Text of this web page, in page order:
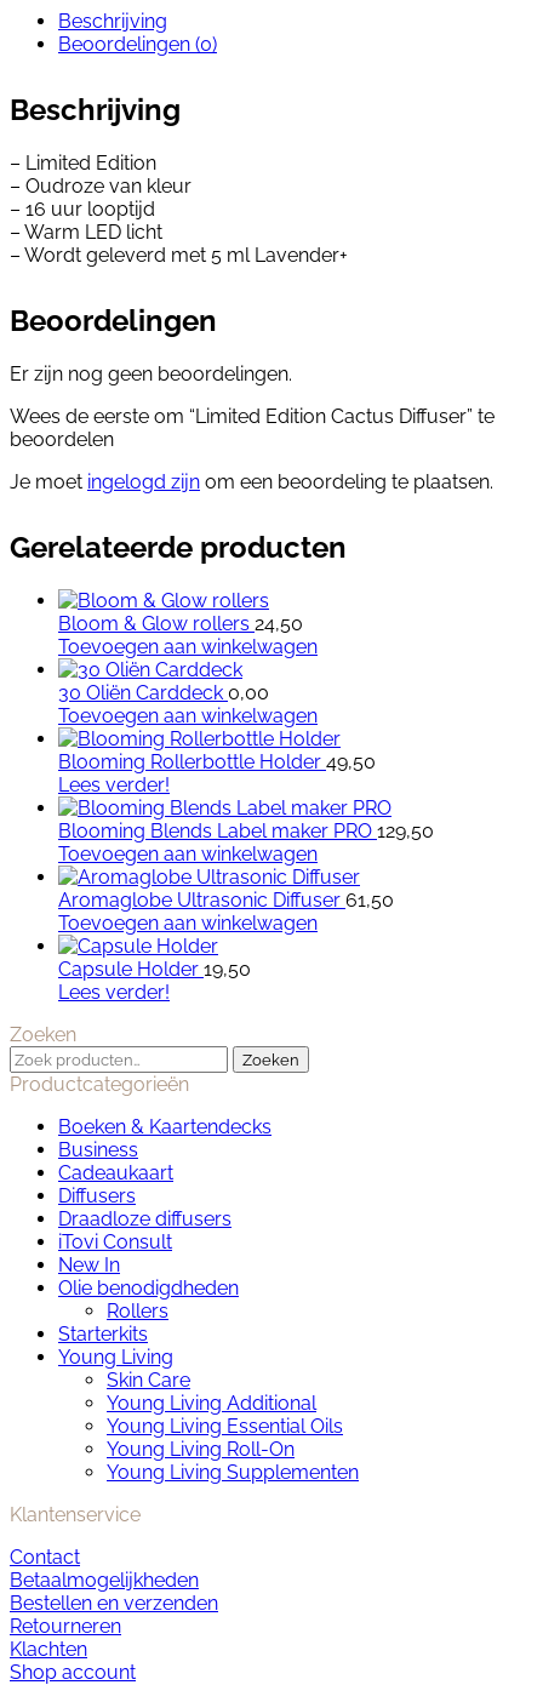
Beschrijving
Beoordelingen (0)
Beschrijving
– Limited Edition
– Oudroze van kleur
– 16 uur looptijd
– Warm LED licht
– Wordt geleverd met 5 ml Lavender+
Beoordelingen
Er zijn nog geen beoordelingen.
Wees de eerste om “Limited Edition Cactus Diffuser” te
beoordelen
Je moet ingelogd zijn om een beoordeling te plaatsen.
Gerelateerde producten
Bloom & Glow rollers 24,50
Toevoegen aan winkelwagen
30 Oliën Carddeck 0,00
Toevoegen aan winkelwagen
Blooming Rollerbottle Holder 49,50
Lees verder!
Blooming Blends Label maker PRO 129,50
Toevoegen aan winkelwagen
Aromaglobe Ultrasonic Diffuser 61,50
Toevoegen aan winkelwagen
Capsule Holder 19,50
Lees verder!
meerdere
variaties.
optie
gekozen
op
de
Zoeken
Zoeken
naar:
Zoeken
Productcategorieën
Boeken & Kaartendecks
Business
Cadeaukaart
Diffusers
Draadloze diffusers
iTovi Consult
New In
Olie benodigdheden
Rollers
Starterkits
Young Living
Skin Care
Young Living Additional
Young Living Essential Oils
Young Living Roll-On
Young Living Supplementen
Klantenservice
Contact
Betaalmogelijkheden
Bestellen en verzenden
Retourneren
Klachten
Shop account